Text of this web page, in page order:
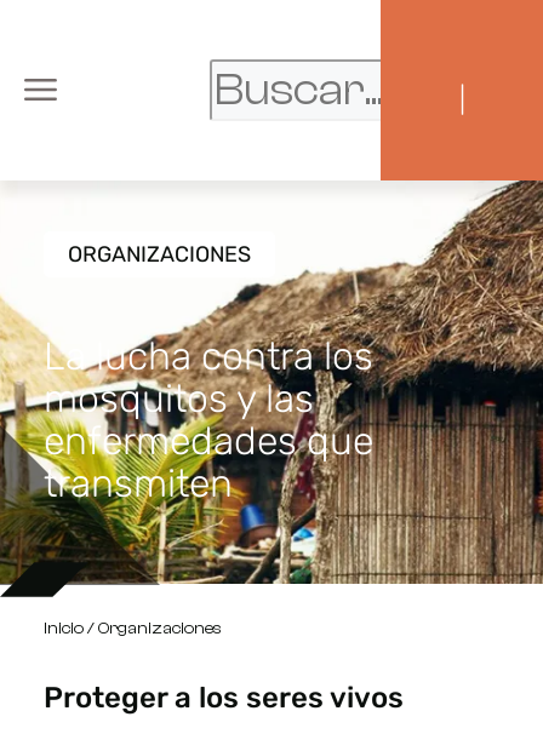
ORGANIZACIONES
La lucha contra los
mosquitos y las
enfermedades que
transmiten
Inicio/ Organizaciones
Proteger a los seres vivos